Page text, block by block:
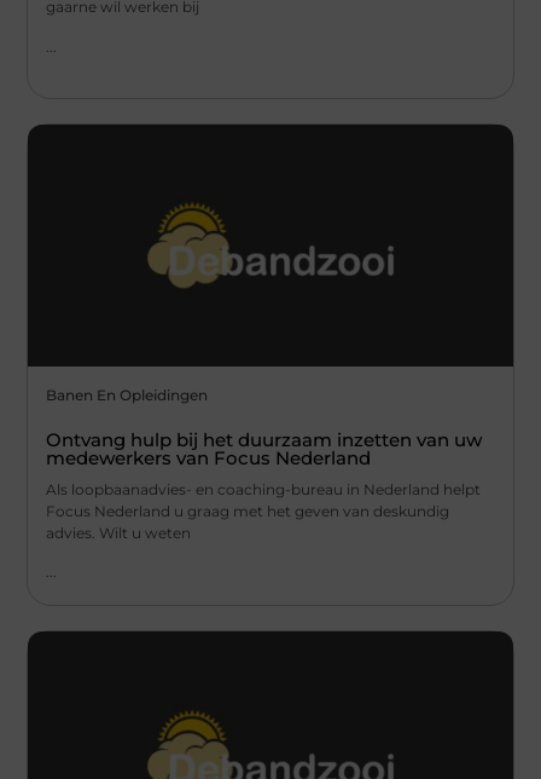
gaarne wil werken bij
Banen En Opleidingen
Ontvang hulp bij het duurzaam inzetten van uw
medewerkers van Focus Nederland
Als loopbaanadvies- en coaching-bureau in Nederland helpt
Focus Nederland u graag met het geven van deskundig
advies. Wilt u weten
...